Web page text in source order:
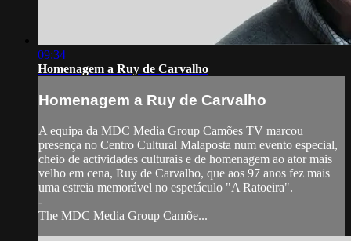
09:34
Homenagem a Ruy de Carvalho
Homenagem a Ruy de Carvalho
A equipa da MDC Media Group Camões TV marcou
presença no Centro Cultural Malaposta num evento especial,
cheio de actividades culturais e de homenagem ao ator mais
velho em cena, Ruy de Carvalho, que aos 97 anos fez mais
uma estreia memorável no espetáculo "A Ratoeira".
-
The MDC Media Group Camõe...